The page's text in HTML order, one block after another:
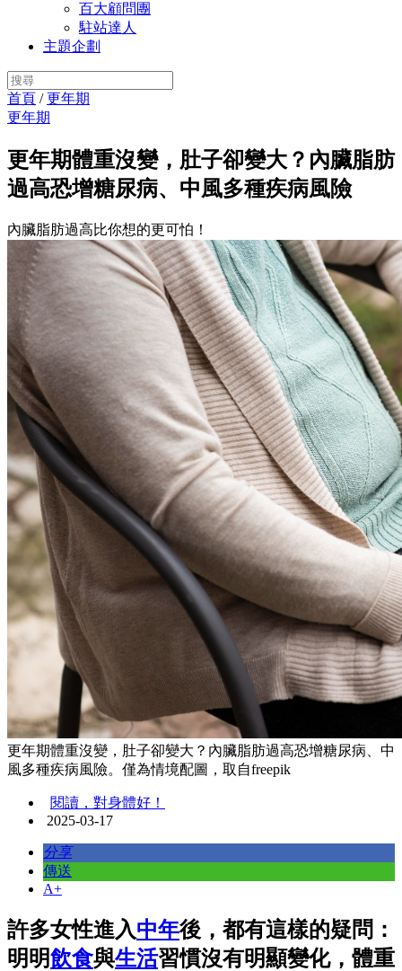
百大顧問團
駐站達人
主題企劃
首頁 /更年期
更年期
更年期體重沒變，肚子卻變大？內臟脂肪
過高恐增糖尿病、中風多種疾病風險
內臟脂肪過高比你想的更可怕！
更年期體重沒變，肚子卻變大？內臟脂肪過高恐增糖尿病、中
風多種疾病風險。僅為情境配圖，取自freepik
閱讀，對身體好！
2025-03-17
分享
傳送
A+
許多女性進入中年後，都有這樣的疑問：
明明飲食與生活習慣沒有明顯變化，體重